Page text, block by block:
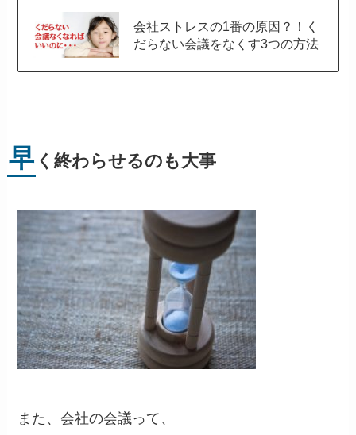
会社ストレスの1番の原因？！く
だらない会議をなくす3つの方法
早 く終わらせるのも大事
また、会社の会議って、